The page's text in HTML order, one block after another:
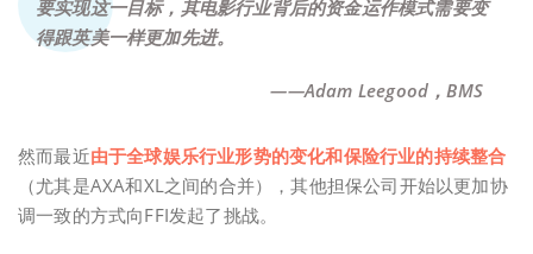
要实现这一目标，其电影行业背后的资金运作模式需要变
得跟英美一样更加先进。
——Adam Leegood，BMS
然而最近由于全球娱乐行业形势的变化和保险行业的持续整合
（尤其是AXA和XL之间的合并），其他担保公司开始以更加协
调一致的方式向FFI发起了挑战。